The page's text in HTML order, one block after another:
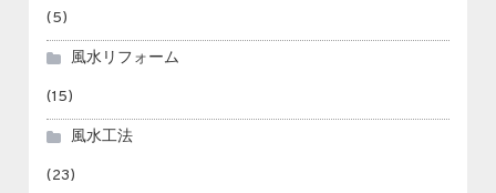
(5)
風水リフォーム
(15)
風水工法
(23)